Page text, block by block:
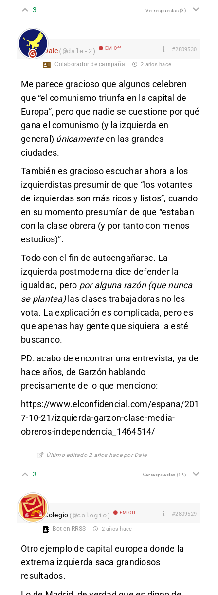
3 Ver respuestas(3)
Dale(@dale-2) EM Off #2809530
Colaborador de campaña 2 años hace
Me parece gracioso que algunos celebren
que “el comunismo triunfa en la capital de
Europa”, pero que nadie se cuestione por qué
gana el comunismo (y la izquierda en
general) únicamenteen las grandes
ciudades.
También es gracioso escuchar ahora a los
izquierdistas presumir de que “los votantes
de izquierdas son más ricos y listos”, cuando
en su momento presumían de que “estaban
con la clase obrera (y por tanto con menos
estudios)”.
Todo con el fin de autoengañarse. La
izquierda postmoderna dice defender la
igualdad, pero por alguna razón (que nunca
se plantea)las clases trabajadoras no les
vota. La explicación es complicada, pero es
que apenas hay gente que siquiera la esté
buscando.
PD: acabo de encontrar una entrevista, ya de
hace años, de Garzón hablando
precisamente de lo que menciono:
https://www.elconfidencial.com/espana/201
7-10-21/izquierda-garzon-clase-media-
obreros-independencia_1464514/
Último editado 2 años hace por Dale
3 Ver respuestas (15)
Colegio(@colegio) EM Off #2809529
Bot en RRSS 2 años hace
Otro ejemplo de capital europea donde la
extrema izquierda saca grandiosos
resultados.